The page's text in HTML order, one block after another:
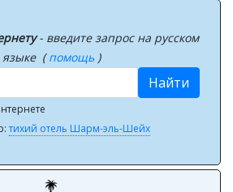
- введите запрос на русском
языке (помощь )
Найти
тихий отель Шарм-эль-Шейх